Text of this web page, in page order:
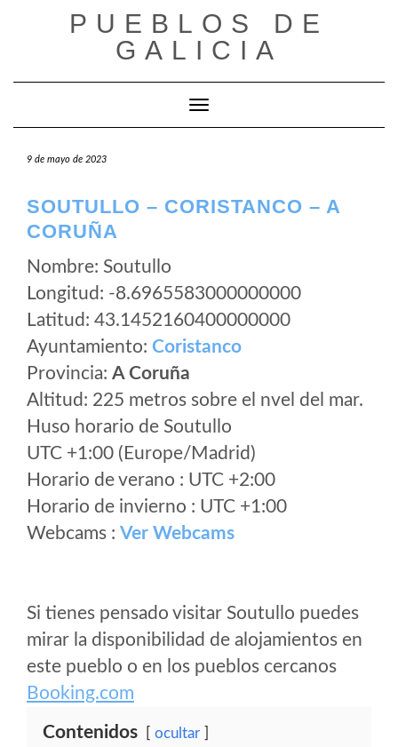
PUEBLOS DE
GALICIA
Cambiar modo de navegación
9 de mayo de 2023
SOUTULLO – CORISTANCO – A
CORUÑA
Nombre: Soutullo
Longitud: -8.6965583000000000
Latitud: 43.1452160400000000
Ayuntamiento: Coristanco
Provincia: A Coruña
Altitud: 225 metros sobre el nvel del mar.
Huso horario de Soutullo
UTC +1:00 (Europe/Madrid)
Horario de verano : UTC +2:00
Horario de invierno : UTC +1:00
Webcams : Ver Webcams
Si tienes pensado visitar Soutullo puedes
mirar la disponibilidad de alojamientos en
este pueblo o en los pueblos cercanos
Booking.com
Contenidos ocultar